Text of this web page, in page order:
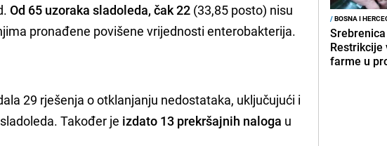
Od 65 uzoraka sladoleda, čak 22 (33,85 posto) nisu
pronađene povišene vrijednosti enterobakterija.
29 rješenja o otklanjanju nedostataka, uključujući i
Također je izdato 13 prekršajnih naloga u
/BOSNA I
Restrikcije
farme u